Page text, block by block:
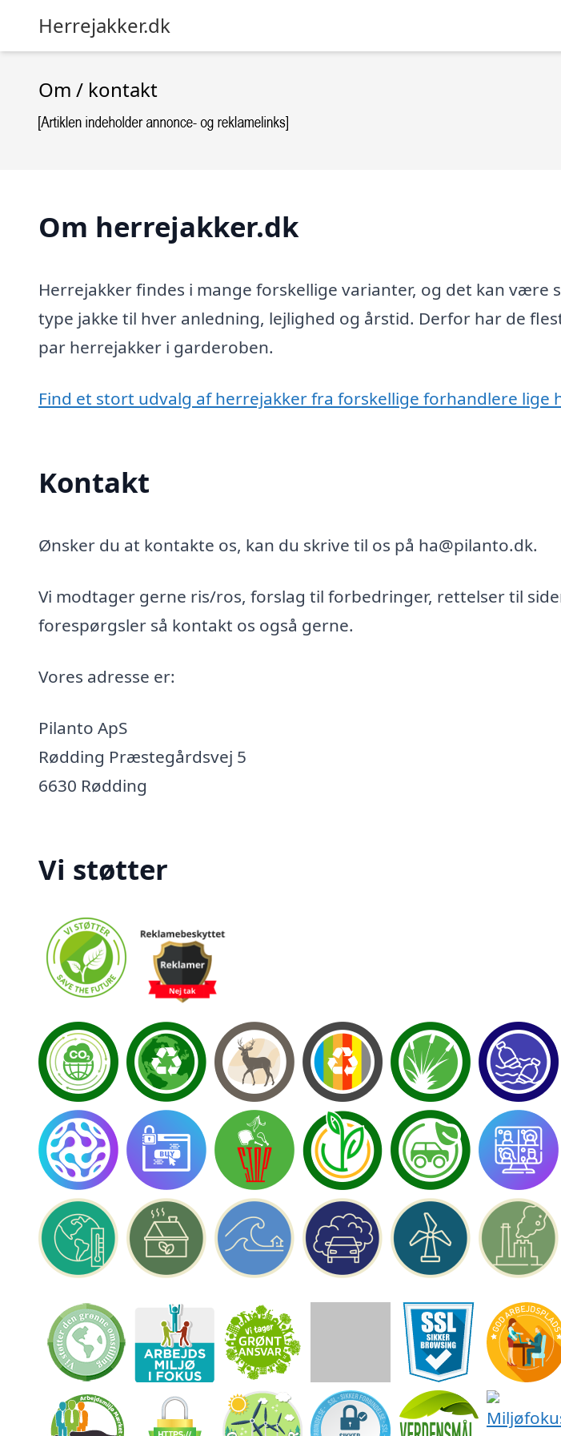
Herrejakker.dk
Om / kontakt
Om herrejakker.dk
Herrejakker findes i mange forskellige varianter, og det kan være
type jakke til hver anledning, lejlighed og årstid. Derfor har de
par herrejakker i garderoben.
Find et stort udvalg af herrejakker fra forskellige forhandlere lige
Kontakt
Ønsker du at kontakte os, kan du skrive til os på ha@pilanto.dk.
Vi modtager gerne ris/ros, forslag til forbedringer, rettelser til
forespørgsler så kontakt os også gerne.
Vores adresse er:
Pilanto ApS
Rødding Præstegårdsvej 5
6630 Rødding
Vi støtter